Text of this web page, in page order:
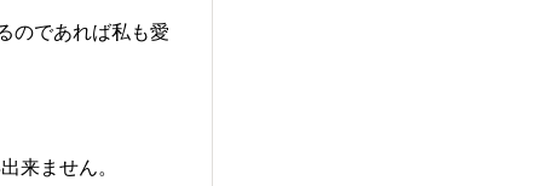
のであれば私も愛
来ません。